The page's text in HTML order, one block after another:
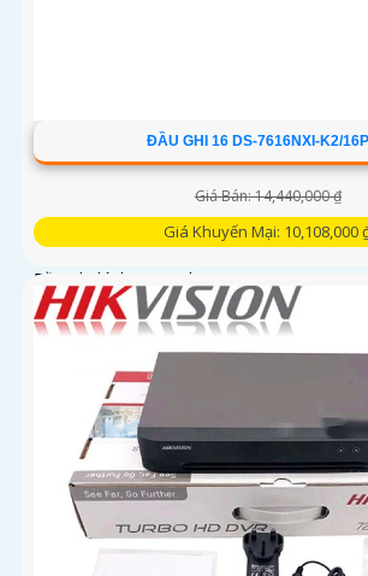
ĐẦU GHI 16 DS-7616NXI-K2/
Giá Bán: 14,440,000 ₫
Giá Khuyến Mại: 10,108,000
Đầu ghi hình NVR Hikvision DS-7616NXI-
16 camera IP có độ phân giải tối đa 12MP.
K2/16P(D) tích hợp 2 ổ cứng (tối đa 10TB/
với tổng công suất 200W tích hợp sẵn trên
HDMI xuất hình 4K, hỗ trợ nhận diện
hiện chuyển động thông minh